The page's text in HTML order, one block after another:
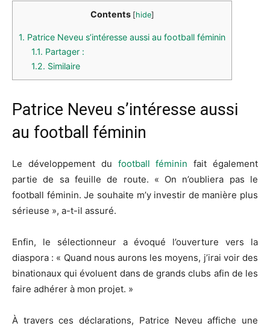
Contents [hide]
1. Patrice Neveu s’intéresse aussi au football féminin
1.1. Partager :
1.2. Similaire
Patrice Neveu s’intéresse aussi
au football féminin
Le développement du football féminin fait également
partie de sa feuille de route. « On n’oubliera pas le
football féminin. Je souhaite m’y investir de manière plus
sérieuse », a-t-il assuré.
Enfin, le sélectionneur a évoqué l’ouverture vers la
diaspora : « Quand nous aurons les moyens, j’irai voir des
binationaux qui évoluent dans de grands clubs afin de les
faire adhérer à mon projet. »
À travers ces déclarations, Patrice Neveu affiche une